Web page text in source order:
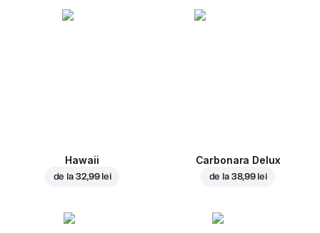
Hawaii
de la 32,99 lei
Carbonara Delux
de la 38,99 lei